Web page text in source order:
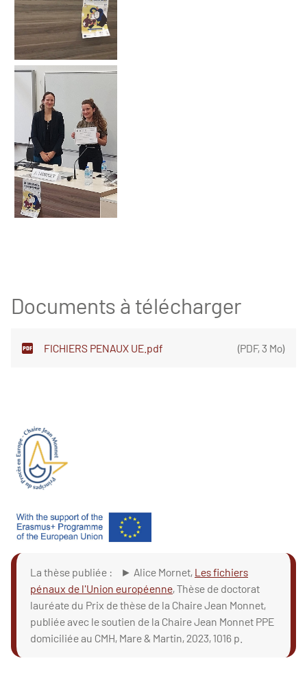
Documents à télécharger
FICHIERS PENAUX UE.pdf (PDF,3 Mo)
La thèse publiée : ► Alice Mornet, Les fichiers
pénaux de l'Union européenne, Thèse de doctorat
lauréate du Prix de thèse de la Chaire Jean Monnet,
publiée avec le soutien de la Chaire Jean Monnet PPE
domiciliée au CMH, Mare & Martin, 2023, 1016 p.